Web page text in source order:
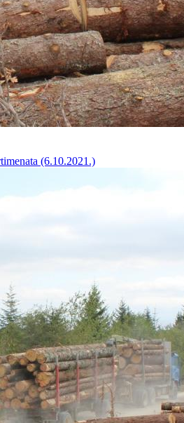
(6‎.10‎.2021‎.)